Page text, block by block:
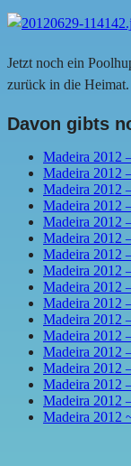
Jetzt noch ein
zurück in die
Davon gibts
Madeira 2012
Madeira 2012
Madeira 2012
Madeira 2012
Madeira 2012
Madeira 2012
Madeira 2012
Madeira 2012
Madeira 2012
Madeira 2012
Madeira 2012
Madeira 2012
Madeira 2012
Madeira 2012
Madeira 2012
Madeira 2012
Madeira 2012